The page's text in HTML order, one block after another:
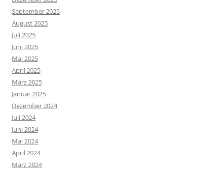
September 2025
August 2025
Juli 2025
Juni 2025
Mai 2025
April 2025
März 2025
Januar 2025
Dezember 2024
Juli 2024
Juni 2024
Mai 2024
April 2024
März 2024